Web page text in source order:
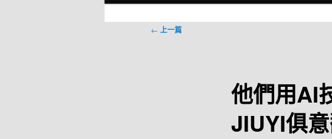
文
← 上一篇
他們用AI
JIUYI俱